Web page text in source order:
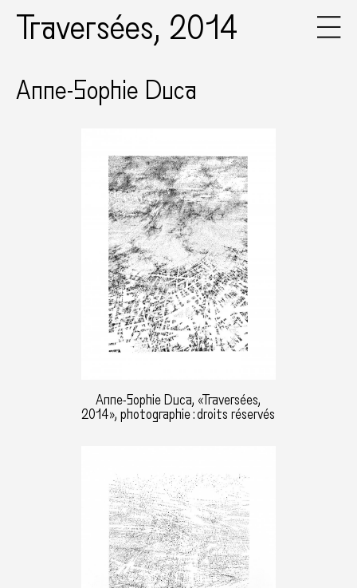
Traversées, 2014
Anne-Sophie Duca
Anne-Sophie Duca, «Traversées,
2014», photographie : droits réservés